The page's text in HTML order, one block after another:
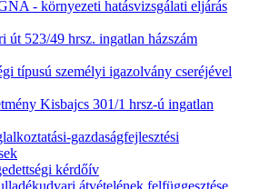
- környezeti hatásvizsgálati eljárás
út 523/49 hrsz. ingatlan házszám
típusú személyi igazolvány cseréjével
Kisbajcs 301/1 hrsz-ú ingatlan
gazdaságfejlesztési
kérdőív
átvételének felfüggesztése